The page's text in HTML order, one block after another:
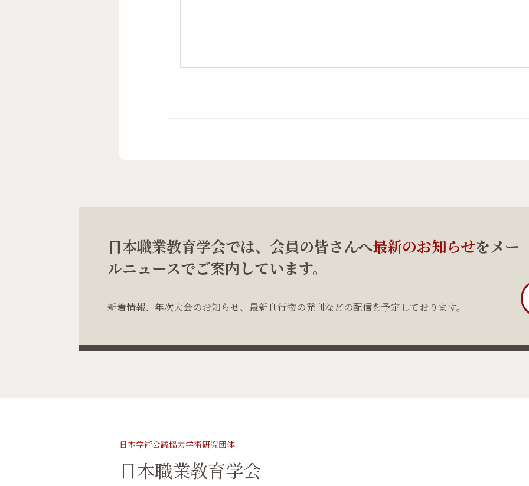
日本職業教育学会では、会員の皆さんへ最新のお知らせをメー
ルニュースでご案内しています。
新着情報、年次大会のお知らせ、最新刊行物の発刊などの配信を予定しております。
日本学術会議協力学術研究団体
日本職業教育学会